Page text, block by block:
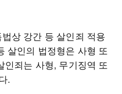
상 강간 등 살인죄 적용
살인의 법정형은 사형 또
죄는 사형, 무기징역 또
.